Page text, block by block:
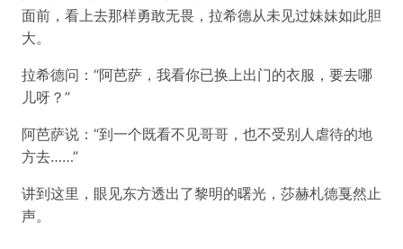
面前，看上去那样勇敢无畏，拉希德从未见过妹妹如此胆
大。
拉希德问：“阿芭萨，我看你已换上出门的衣服，要去哪
儿呀？”
阿芭萨说：“到一个既看不见哥哥，也不受别人虐待的地
方去……”
讲到这里，眼见东方透出了黎明的曙光，莎赫札德戛然止
声。